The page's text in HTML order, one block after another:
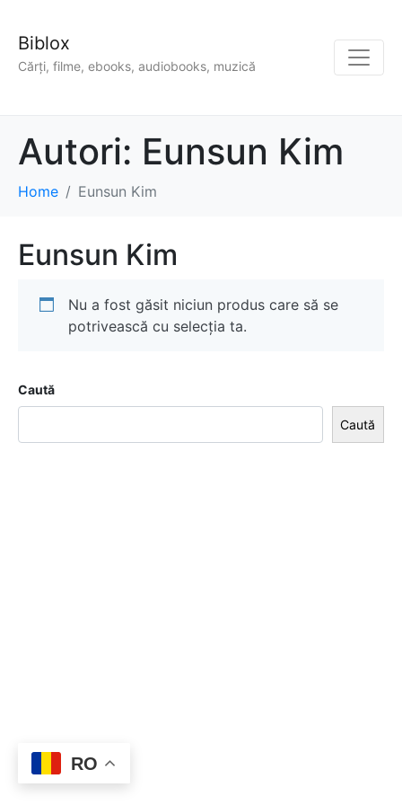
Biblox
Cărți, filme, ebooks, audiobooks, muzică
Autori: Eunsun Kim
Home Eunsun Kim
Eunsun Kim
Nu a fost găsit niciun produs care să se
potrivească cu selecția ta.
Caută
Caută
RO